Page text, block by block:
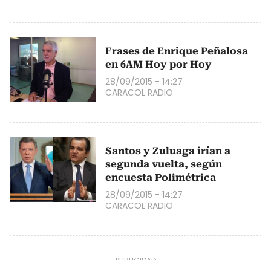
Frases de Enrique Peñalosa
en 6AM Hoy por Hoy
28/09/2015 - 14:27
CARACOL RADIO
Santos y Zuluaga irían a
segunda vuelta, según
encuesta Polimétrica
28/09/2015 - 14:27
CARACOL RADIO